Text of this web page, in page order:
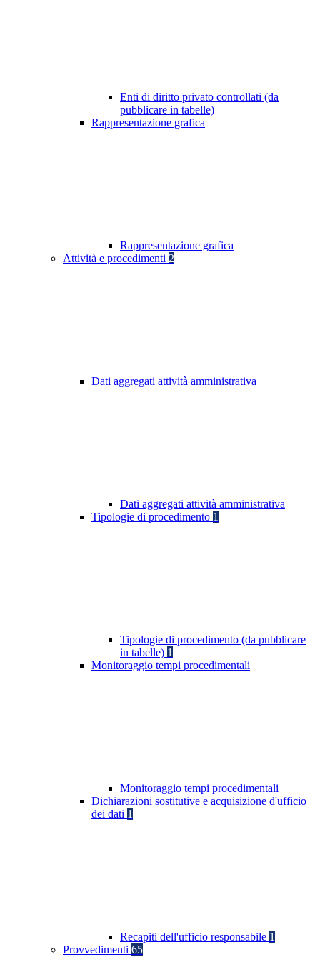
Enti di diritto privato controllati (da
pubblicare in tabelle)
Rappresentazione grafica
Rappresentazione grafica
Attività e procedimenti 2
Dati aggregati attività amministrativa
Dati aggregati attività amministrativa
Tipologie di procedimento 1
Tipologie di procedimento (da pubblicare
in tabelle) 1
Monitoraggio tempi procedimentali
Monitoraggio tempi procedimentali
Dichiarazioni sostitutive e acquisizione d'ufficio
dei dati 1
Recapiti dell'ufficio responsabile 1
Provvedimenti 65